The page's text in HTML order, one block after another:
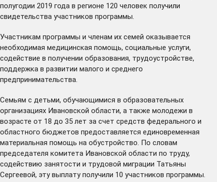
полугодии 2019 года в регионе 120 человек получили
свидетельства участников программы.
Участникам программы и членам их семей оказывается
необходимая медицинская помощь, социальные услуги,
содействие в получении образования, трудоустройстве,
поддержка в развитии малого и среднего
предпринимательства.
Семьям с детьми, обучающимися в образовательных
организациях Ивановской области, а также молодежи в
возрасте от 18 до 35 лет за счет средств федерального и
областного бюджетов предоставляется единовременная
материальная помощь на обустройство. По словам
председателя комитета Ивановской области по труду,
содействию занятости и трудовой миграции Татьяны
Сергеевой, эту выплату получили 10 участников программы.